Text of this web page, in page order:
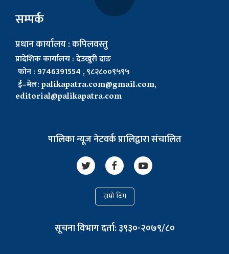
सम्पर्क
प्रधान कार्यालय : कपिलवस्तु
प्रादेशिक कार्यालय : देउखुरी दाङ
फोन : 9746391554 , ९८२८००९५९५
ई–मेल:palikapatra.com@gmail.com,
editorial@palikapatra.com
पालिका न्यूज नेटवर्क प्रालिद्वारा संचालित
हाम्रो टिम
सूचना विभाग दर्ता: ३९३०-२०७९/८०